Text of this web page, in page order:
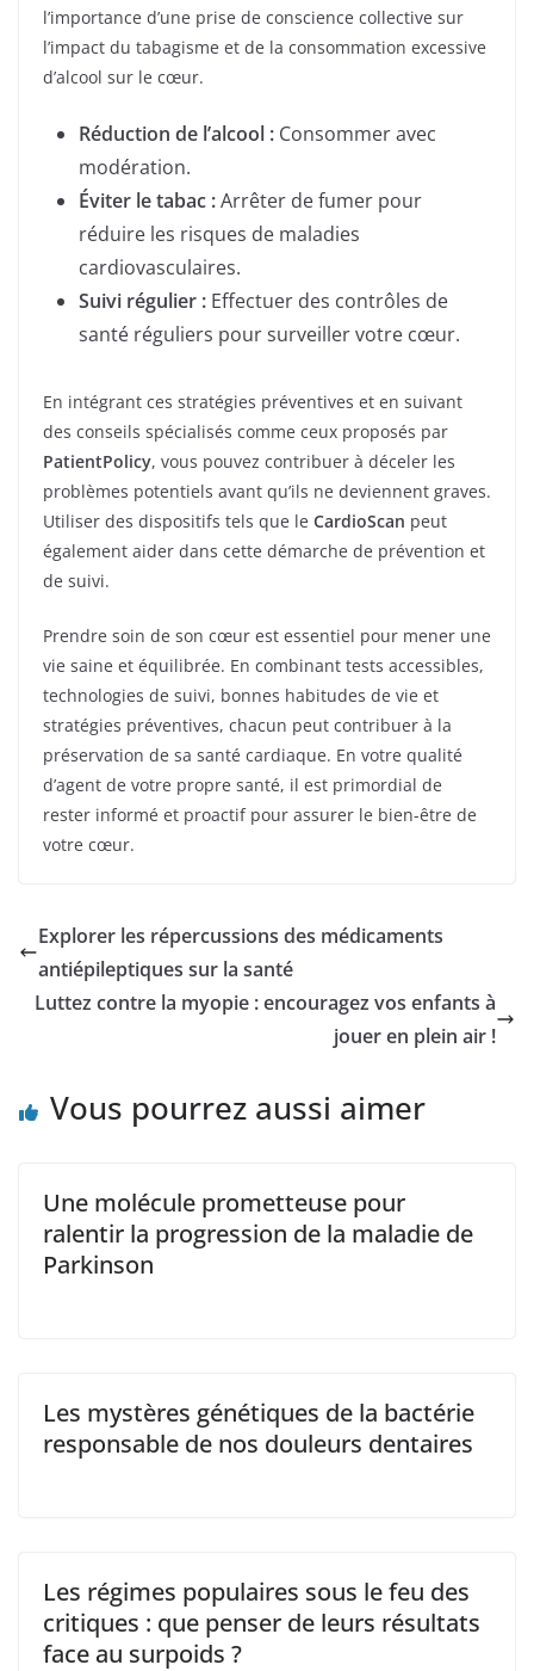
l’importance d’une prise de conscience collective sur
l’impact du tabagisme et de la consommation excessive
d’alcool sur le cœur.
Réduction de l’alcool : Consommer avec
modération.
Éviter le tabac :Arrêter de fumer pour
réduire les risques de maladies
cardiovasculaires.
Suivi régulier : Effectuer des contrôles de
santé réguliers pour surveiller votre cœur.
En intégrant ces stratégies préventives et en suivant
des conseils spécialisés comme ceux proposés par
PatientPolicy, vous pouvez contribuer à déceler les
problèmes potentiels avant qu’ils ne deviennent graves.
Utiliser des dispositifs tels que le CardioScan peut
également aider dans cette démarche de prévention et
de suivi.
Prendre soin de son cœur est essentiel pour mener une
vie saine et équilibrée. En combinant tests accessibles,
technologies de suivi, bonnes habitudes de vie et
stratégies préventives, chacun peut contribuer à la
préservation de sa santé cardiaque. En votre qualité
d’agent de votre propre santé, il est primordial de
rester informé et proactif pour assurer le bien-être de
votre cœur.
Explorer les répercussions des médicaments
antiépileptiques sur la santé
Luttez contre la myopie : encouragez vos enfants à
jouer en plein air !
Vous pourrez aussi aimer
Une molécule prometteuse pour
ralentir la progression de la maladie de
Parkinson
Les mystères génétiques de la bactérie
responsable de nos douleurs dentaires
Les régimes populaires sous le feu des
critiques : que penser de leurs résultats
face au surpoids ?